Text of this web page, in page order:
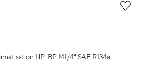
HP-BP M1/4" SAE R134a